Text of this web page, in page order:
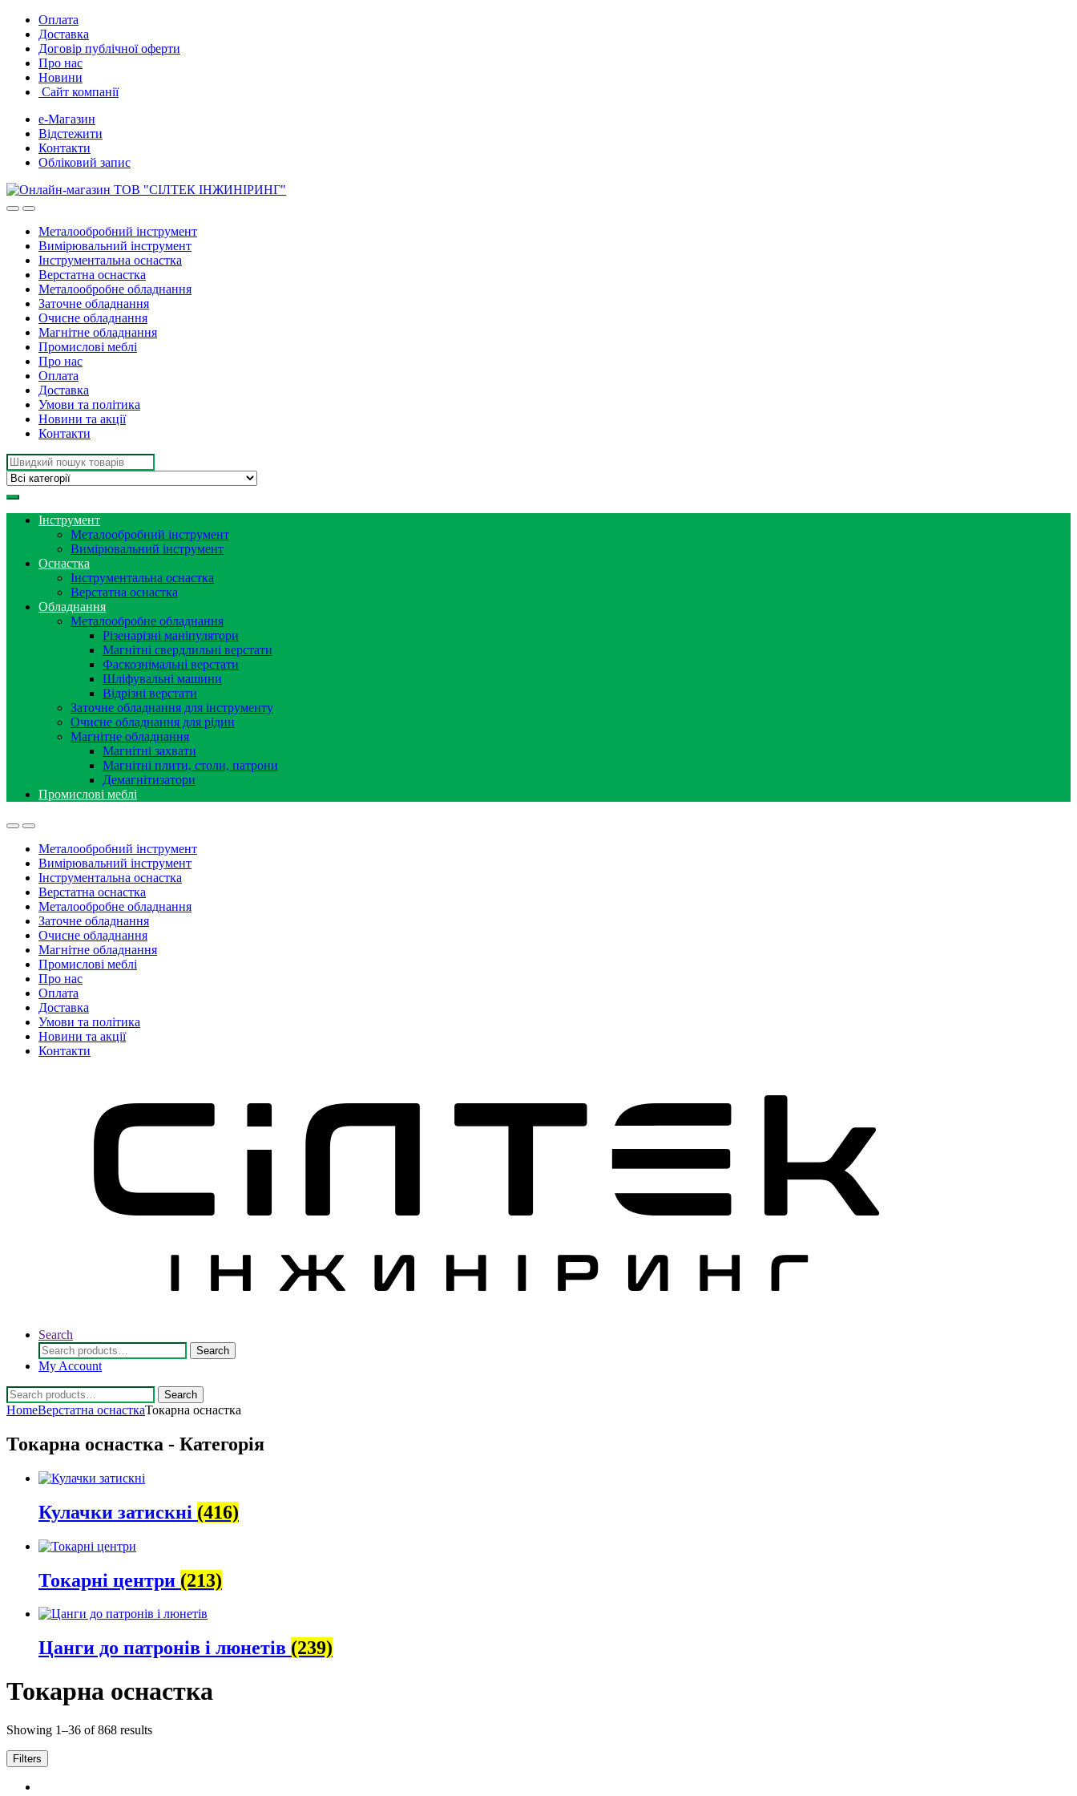
Skip
navigation
Skip
content
Оплата
Доставка
Договір публічної оферти
Про нас
Новини
Сайт компанії
е-Магазин
Відстежити
Контакти
Обліковий запис
Металообробний інструмент
Вимірювальний інструмент
Інструментальна оснастка
Верстатна оснастка
Металообробне обладнання
Заточне обладнання
Очисне обладнання
Магнітне обладнання
Промислові меблі
Про нас
Оплата
Доставка
Умови та політика
Новини та акції
Контакти
Search
for:
Інструмент
Металообробний інструмент
Вимірювальний інструмент
Оснастка
Інструментальна оснастка
Верстатна оснастка
Обладнання
Металообробне обладнання
Різенарізні маніпулятори
Магнітні свердлильні верстати
Фаскознімальні верстати
Шліфувальні машини
Відрізні верстати
Заточне обладнання для інструменту
Очисне обладнання для рідин
Магнітне обладнання
Магнітні захвати
Магнітні плити, столи, патрони
Демагнітизатори
Промислові меблі
Металообробний інструмент
Вимірювальний інструмент
Інструментальна оснастка
Верстатна оснастка
Металообробне обладнання
Заточне обладнання
Очисне обладнання
Магнітне обладнання
Промислові меблі
Про нас
Оплата
Доставка
Умови та політика
Новини та акції
Контакти
Search
Search
for:
Search
My Account
Search
for:
Search
HomeВерстатна оснасткаТокарна оснастка
Токарна оснастка - Категорія
Кулачки затискні (416)
Токарні центри (213)
Цанги до патронів і люнетів (239)
Токарна оснастка
Showing 1–36 of 868 results
Filters